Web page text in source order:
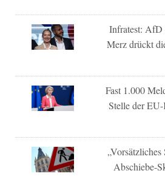
Infratest: AfD
Merz drückt
Fast 1.000
Stelle der
Abschiebe-